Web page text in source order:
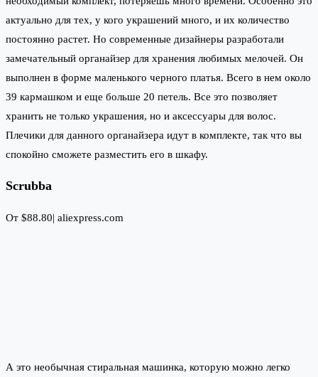
актуально для тех, у кого украшений много, и их количество
постоянно растет. Но современные дизайнеры разработали
замечательный органайзер для хранения любимых мелочей. Он
выполнен в форме маленького черного платья. Всего в нем около
39 кармашком и еще больше 20 петель. Все это позволяет
хранить не только украшения, но и аксессуары для волос.
Плечики для данного органайзера идут в комплекте, так что вы
спокойно сможете разместить его в шкафу.
Scrubba
От $88.80| aliexpress.com
А это необычная стиральная машинка, которую можно легко